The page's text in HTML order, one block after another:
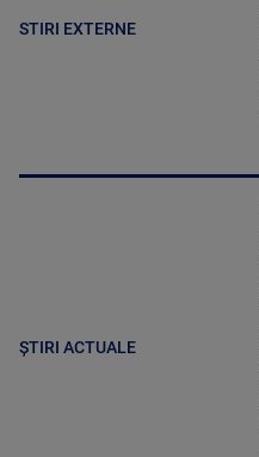
STIRI EXTERNE
ȘTIRI ACTUALE